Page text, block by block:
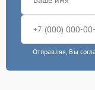
Отправляя, Вы